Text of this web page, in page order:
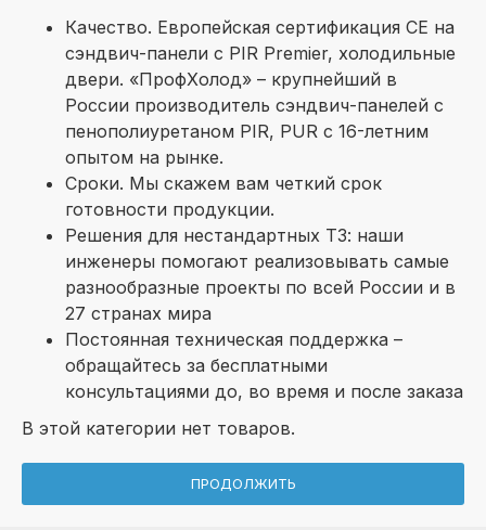
Качество. Европейская сертификация СЕ на
сэндвич-панели с PIR Premier, холодильные
двери. «ПрофХолод» – крупнейший в
России производитель сэндвич-панелей с
пенополиуретаном PIR, PUR c 16-летним
опытом на рынке.
Сроки. Мы скажем вам четкий срок
готовности продукции.
Решения для нестандартных ТЗ: наши
инженеры помогают реализовывать самые
разнообразные проекты по всей России и в
27 странах мира
Постоянная техническая поддержка –
обращайтесь за бесплатными
консультациями до, во время и после заказа
В этой категории нет товаров.
ПРОДОЛЖИТЬ